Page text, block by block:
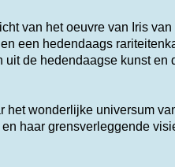
van het oeuvre van Iris
een hedendaags
de hedendaagse kunst en
het wonderlijke universum
haar grensverleggende